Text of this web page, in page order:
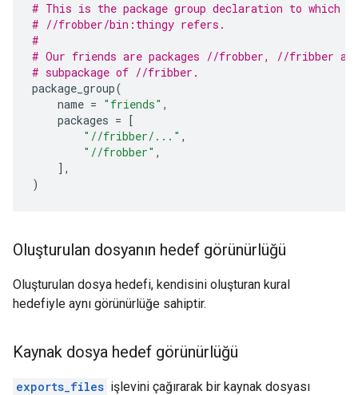
# This is the package group declaration to which
# //frobber/bin:thingy refers.
#
# Our friends are packages //frobber, //fribber
# subpackage of //fribber.
package_group(
name = "friends" ,
packages = [
"//fribber/..." ,
"//frobber" ,
],
)
Oluşturulan dosyanın hedef görünürlüğü
Oluşturulan dosya hedefi, kendisini oluşturan kural
hedefiyle aynı görünürlüğe sahiptir.
Kaynak dosya hedef görünürlüğü
exports_files işlevini çağırarak bir kaynak dosyası